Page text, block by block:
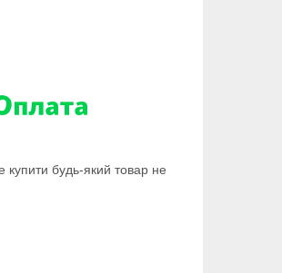
купити будь-який товар не